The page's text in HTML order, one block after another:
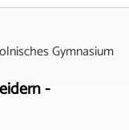
Gymnasium
-